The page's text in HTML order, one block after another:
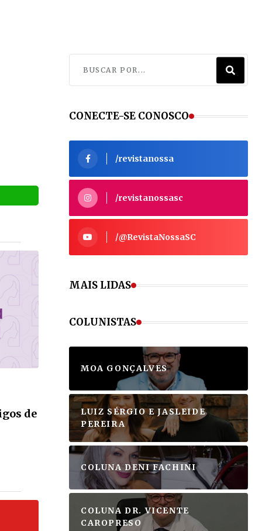
VEJA MAIS
de
CONECTE-SE CONOSCO
/revistanossa
/revistanossasc
/@RevistaNossaSC
MAIS LIDAS
COLUNISTAS
MOA GONÇALVES
LUIZ SÉRGIO E JASLEIDE
PEREIRA
COLUNA DENI FACHINI
COLUNA DR. VICENTE
CAROPRESO